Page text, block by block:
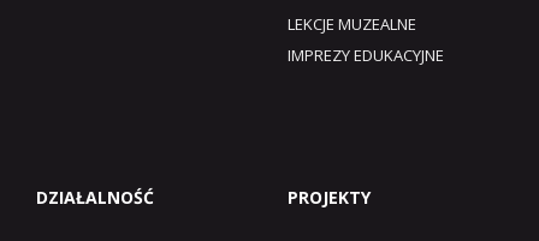
LEKCJE MUZEALNE
IMPREZY EDUKACYJNE
DZIAŁALNOŚĆ PROJEKTY